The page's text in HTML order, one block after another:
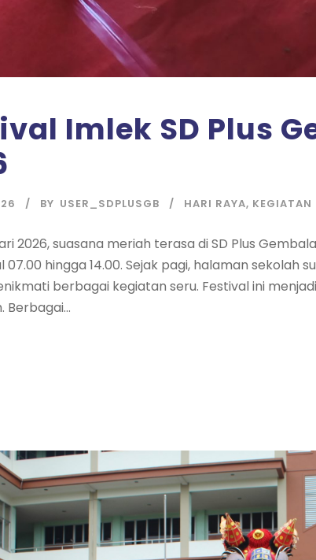
Imlek SD Plus
BY USER_SDPLUSGB HARI RAYA, KEGIATAN
2026, suasana meriah terasa di SD Plus
hingga 14.00. Sejak pagi, halaman sekolah
berbagai kegiatan seru. Festival ini
Berbagai...